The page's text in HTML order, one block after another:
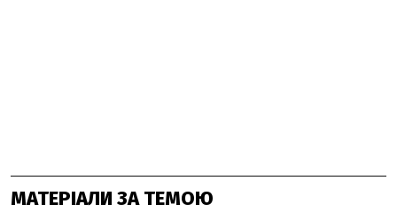
МАТЕРІАЛИ ЗА ТЕМОЮ